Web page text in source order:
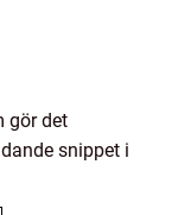
gör det
snippet i